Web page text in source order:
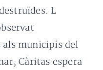
L
als municipis del
Càritas espera